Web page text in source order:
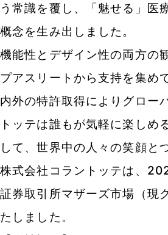
う常識を覆し、「魅せる」医
概念を生み出しました。
機能性とデザイン性の両方の
プアスリートから支持を集め
内外の特許取得によりグロー
トッテは誰もが気軽に楽しめ
して、世界中の人々の笑顔と
株式会社コラントッテは、
証券取引所マザーズ市場（現
たしました。